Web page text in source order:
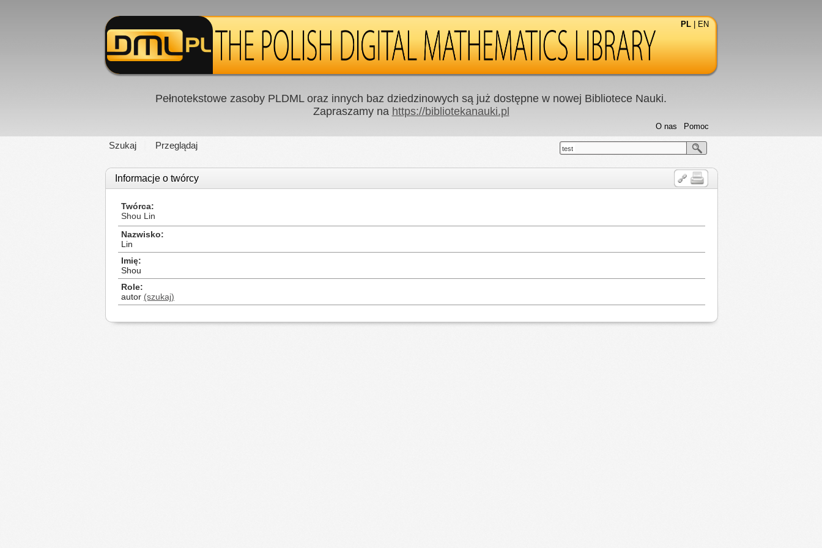
PL EN
Pełnotekstowe zasoby PLDML oraz innych baz dziedzinowych są już dostępne w nowej Bibliotece Nauki.
Zapraszamy na https://bibliotekanauki.pl
Szukaj Przeglądaj
Pomoc
O nas
test
Informacje o twórcy
Twórca
Shou Lin
Nazwisko
Lin
Imię
Shou
Role
autor (szukaj)